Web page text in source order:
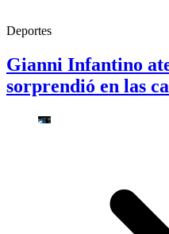
Deportes
Gianni Infantino
sorprendió en las